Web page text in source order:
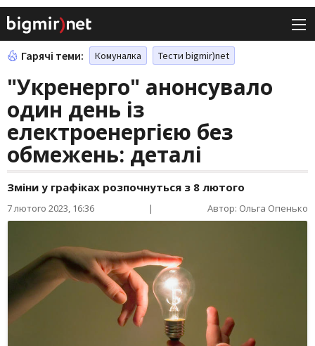
Гарячі теми: Комуналка Тести bigmir)net
"Укренерго" анонсувало
один день із
електроенергією без
обмежень: деталі
Зміни у графіках розпочнуться з 8 лютого
7 лютого 2023, 16:36 | Автор: Ольга Опенько